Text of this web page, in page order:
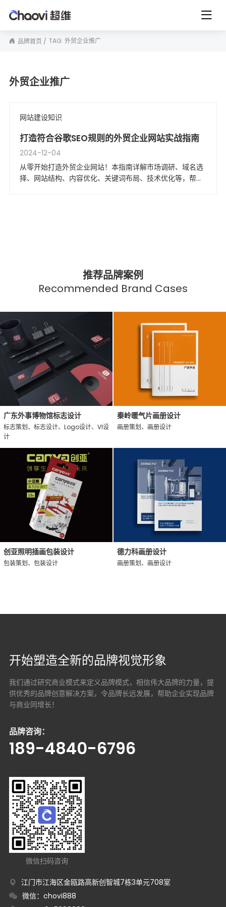
品牌首页 TAG: 外贸企业推广
外贸企业推广
网站建设知识
打造符合谷歌SEO规则的外贸企业网站实战指南
2024-12-04
从零开始打造外贸企业网站！本指南详解市场调研、域名选
择、网站结构、内容优化、关键词布局、技术优化等，帮助
推荐品牌案例
Recommended Brand Cases
广东外事博物馆标志设计
标志策划、标志设计、Logo设计、VI设
计
秦岭暖气片画册设计
画册策划、画册设计
创亚照明插画包装设计
包装策划、包装设计
德力科画册设计
画册策划、画册设计
开始塑造全新的品牌视觉形象
我们通过研究商业模式来定义品牌模式，相信伟大品牌的力量，提
供优秀的品牌创意解决方案， 令品牌长远发展，帮助企业实现品牌
与商业同增长！
品牌咨询：
189-4840-6796
微信扫码咨询
江门市江海区金瓯路高新创智城7栋3单元708室
微信：chovi888